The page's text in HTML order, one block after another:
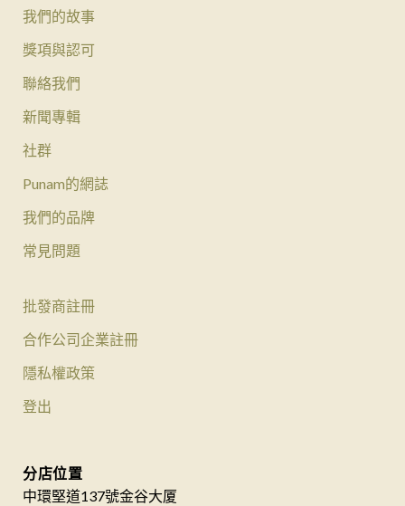
我們的故事
獎項與認可
聯絡我們
新聞專輯
社群
Punam的網誌
我們的品牌
常見問題
批發商註冊
合作公司企業註冊
隱私權政策
登出
分店位置
中環堅道137號金谷大厦